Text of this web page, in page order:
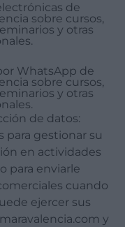
de
sobre cursos,
y otras
WhatsApp de
sobre cursos,
y otras
de datos:
para gestionar su
en actividades
para enviarle
cuando
ejercer sus
y